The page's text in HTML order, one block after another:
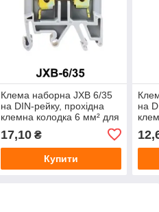
Клема наборна JXB 6/35
на DIN-рейку, прохідна
клемна колодка 6 мм² для
17,10₴
Купити
на